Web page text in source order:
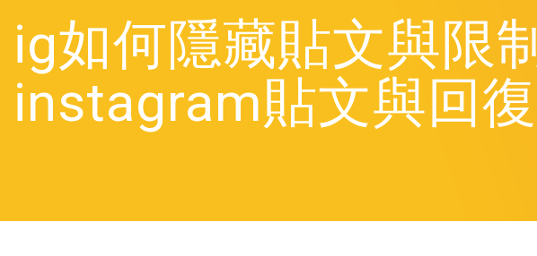
ig如何隱藏貼文與限
instagram貼文與回